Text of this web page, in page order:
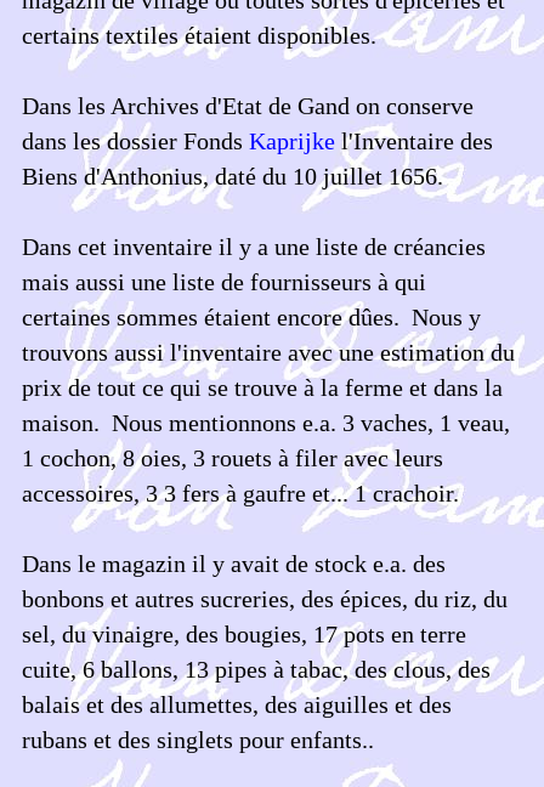
certains textiles étaient disponibles.
Dans les Archives d'Etat de Gand on conserve
dans les dossier Fonds Kaprijke l'Inventaire des
Biens d'Anthonius, daté du 10 juillet 1656.
Dans cet inventaire il y a une liste de créancies
mais aussi une liste de fournisseurs à qui
certaines sommes étaient encore dûes. Nous y
trouvons aussi l'inventaire avec une estimation du
prix de tout ce qui se trouve à la ferme et dans la
maison. Nous mentionnons e.a. 3 vaches, 1 veau,
1 cochon, 8 oies, 3 rouets à filer avec leurs
accessoires, 3 3 fers à gaufre et... 1 crachoir.
Dans le magazin il y avait de stock e.a. des
bonbons et autres sucreries, des épices, du riz, du
sel, du vinaigre, des bougies, 17 pots en terre
cuite, 6 ballons, 13 pipes à tabac, des clous, des
balais et des allumettes, des aiguilles et des
rubans et des singlets pour enfants..